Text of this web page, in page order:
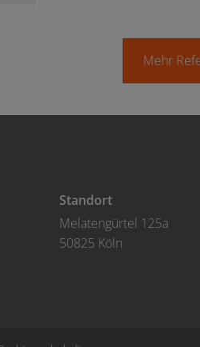
Mehr
Standort
Melatengürtel 125a
50825 Köln